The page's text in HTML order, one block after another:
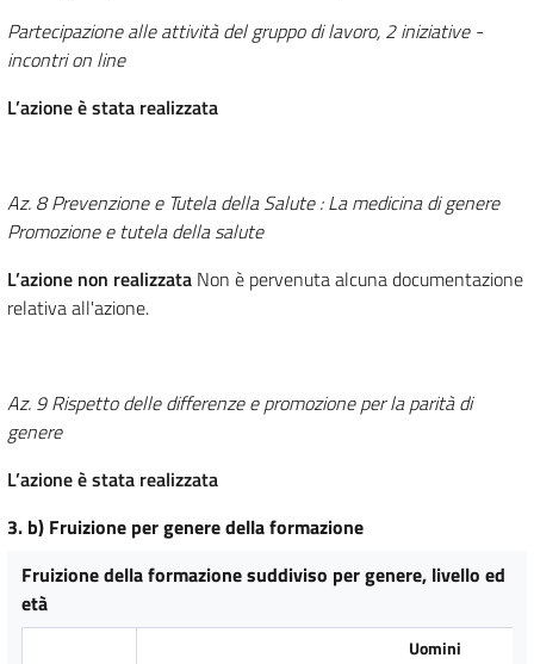
Partecipazione alle attività del gruppo di lavoro, 2 iniziative -
incontri on line
L’azione è stata realizzata
Az. 8 Prevenzione e Tutela della Salute : La medicina di genere
Promozione e tutela della salute
L’azione non realizzata Non è pervenuta alcuna documentazione
relativa all'azione.
Az. 9 Rispetto delle differenze e promozione per la parità di
genere
L’azione è stata realizzata
3. b) Fruizione per genere della formazione
Fruizione della formazione suddiviso per genere, livello ed
età
Uomini